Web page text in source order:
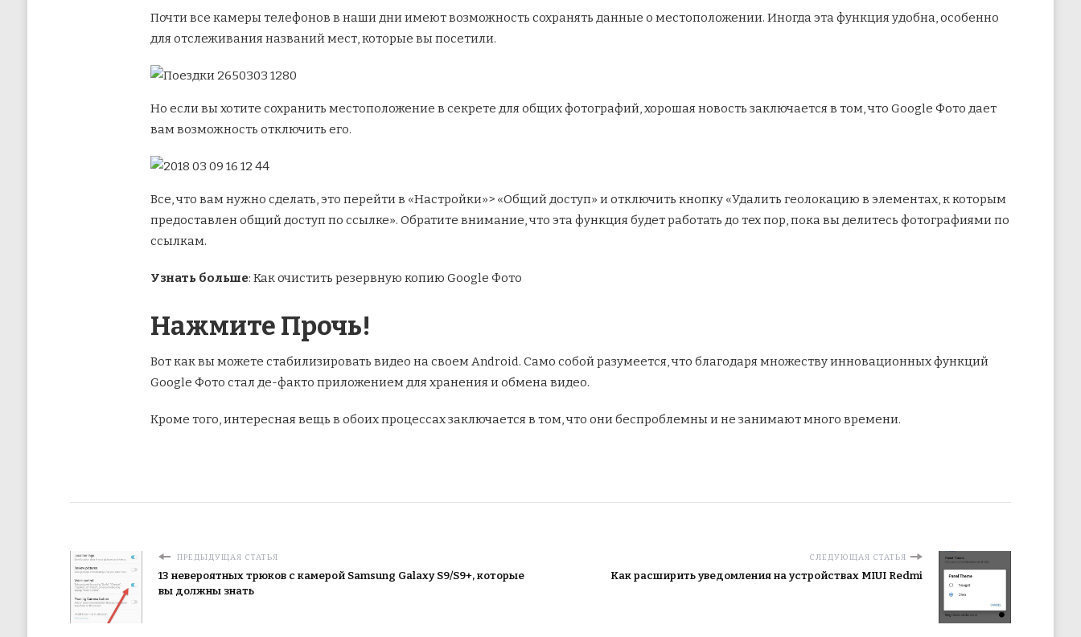
Почти все камеры телефонов в наши дни имеют возможность сохранять данные о местоположении. Иногда эта функция удобна, особенно
для отслеживания названий мест, которые вы посетили.
Но если вы хотите сохранить местоположение в секрете для общих фотографий, хорошая новость заключается в том, что Google Фото дает
вам возможность отключить его.
Все, что вам нужно сделать, это перейти в «Настройки»> «Общий доступ» и отключить кнопку «Удалить геолокацию в элементах, к которым
предоставлен общий доступ по ссылке». Обратите внимание, что эта функция будет работать до тех пор, пока вы делитесь фотографиями по
ссылкам.
Узнать больше: Как очистить резервную копию Google Фото
Нажмите Прочь!
Вот как вы можете стабилизировать видео на своем Android. Само собой разумеется, что благодаря множеству инновационных функций
Google Фото стал де-факто приложением для хранения и обмена видео.
Кроме того, интересная вещь в обоих процессах заключается в том, что они беспроблемны и не занимают много времени.
ПРЕДЫДУЩАЯ СТАТЬЯ
13 невероятных трюков с камерой Samsung Galaxy S9/S9+, которые
вы должны знать
СЛЕДУЮЩАЯ СТАТЬЯ
Как расширить уведомления на устройствах MIUI Redmi